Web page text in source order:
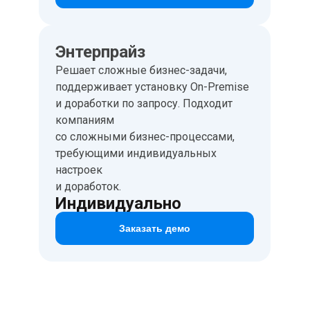
Энтерпрайз
Решает сложные бизнес-задачи,
поддерживает установку On-Premise
и доработки по запросу. Подходит
компаниям
со сложными бизнес-процессами,
требующими индивидуальных
настроек
и доработок.
Индивидуально
Заказать демо